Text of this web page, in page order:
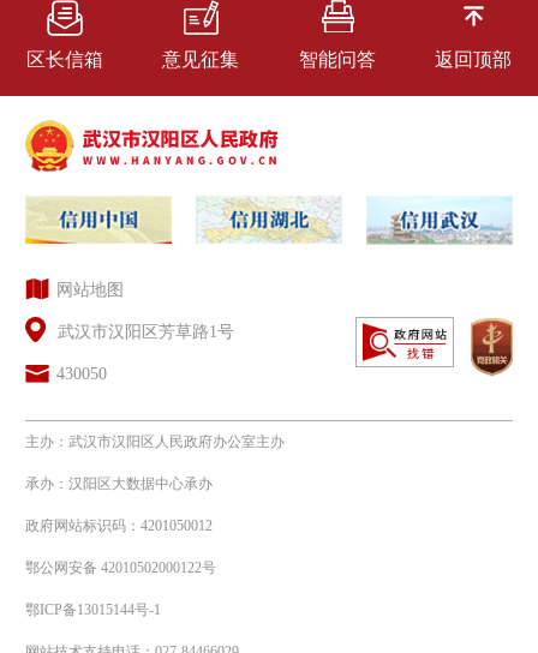
区长信箱 意见征集 智能问答 返回顶部
网站地图
武汉市汉阳区芳草路1号
430050
主办：武汉市汉阳区人民政府办公室主办
承办：汉阳区大数据中心承办
政府网站标识码：4201050012
鄂公网安备 42010502000122号
鄂ICP备13015144号-1